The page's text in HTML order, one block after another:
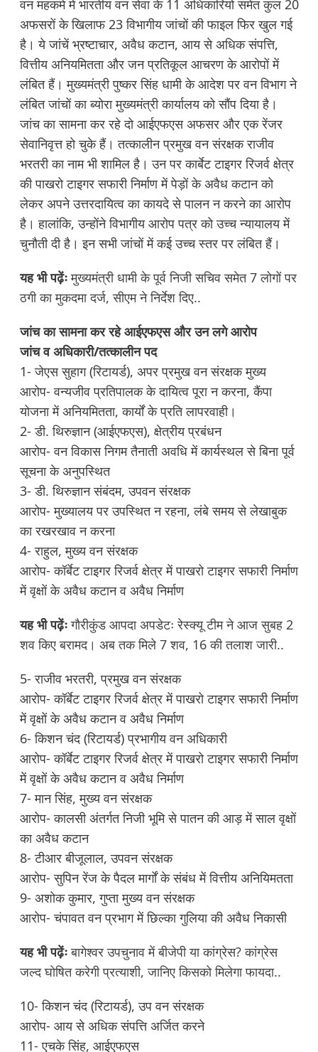
वन महकमे में भारतीय वन सेवा के 11 अधिकारियों समेत कुल 20
अफसरों के खिलाफ 23 विभागीय जांचों की फाइल फिर खुल गई
है। ये जांचें भ्रष्टाचार, अवैध कटान, आय से अधिक संपत्ति,
वित्तीय अनियमितता और जन प्रतिकूल आचरण के आरोपों में
लंबित हैं। मुख्यमंत्री पुष्कर सिंह धामी के आदेश पर वन विभाग ने
लंबित जांचों का ब्योरा मुख्यमंत्री कार्यालय को सौंप दिया है।
जांच का सामना कर रहे दो आईएफएस अफसर और एक रेंजर
सेवानिवृत्त हो चुके हैं। तत्कालीन प्रमुख वन संरक्षक राजीव
भरतरी का नाम भी शामिल है। उन पर कार्बेट टाइगर रिजर्व क्षेत्र
की पाखरो टाइगर सफारी निर्माण में पेड़ों के अवैध कटान को
लेकर अपने उत्तरदायित्व का कायदे से पालन न करने का आरोप
है। हालांकि, उन्होंने विभागीय आरोप पत्र को उच्च न्यायालय में
चुनौती दी है। इन सभी जांचों में कई उच्च स्तर पर लंबित हैं।
यह भी पढ़ेंः मुख्यमंत्री धामी के पूर्व निजी सचिव समेत 7 लोगों पर
ठगी का मुकदमा दर्ज, सीएम ने निर्देश दिए..
जांच का सामना कर रहे आईएफएस और उन लगे आरोप
जांच व अधिकारी/तत्कालीन पद
1- जेएस सुहाग (रिटायर्ड), अपर प्रमुख वन संरक्षक मुख्य
आरोप- वन्यजीव प्रतिपालक के दायित्व पूरा न करना, कैंपा
योजना में अनियमितता, कार्यों के प्रति लापरवाही।
2- डी. थिरुज्ञान (आईएफएस), क्षेत्रीय प्रबंधन
आरोप- वन विकास निगम तैनाती अवधि में कार्यस्थल से बिना पूर्व
सूचना के अनुपस्थित
3- डी. थिरुज्ञान संबंदम, उपवन संरक्षक
आरोप- मुख्यालय पर उपस्थित न रहना, लंबे समय से लेखाबुक
का रखरखाव न करना
4- राहुल, मुख्य वन संरक्षक
आरोप- कॉर्बेट टाइगर रिजर्व क्षेत्र में पाखरो टाइगर सफारी निर्माण
में वृक्षों के अवैध कटान व अवैध निर्माण
यह भी पढ़ेंः गौरीकुंड आपदा अपडेटः रेस्क्यू टीम ने आज सुबह 2
शव किए बरामद। अब तक मिले 7 शव, 16 की तलाश जारी..
5- राजीव भरतरी, प्रमुख वन संरक्षक
आरोप- कॉर्बेट टाइगर रिजर्व क्षेत्र में पाखरो टाइगर सफारी निर्माण
में वृक्षों के अवैध कटान व अवैध निर्माण
6- किशन चंद (रिटायर्ड) प्रभागीय वन अधिकारी
आरोप- कॉर्बेट टाइगर रिजर्व क्षेत्र में पाखरो टाइगर सफारी निर्माण
में वृक्षों के अवैध कटान व अवैध निर्माण
7- मान सिंह, मुख्य वन संरक्षक
आरोप- कालसी अंतर्गत निजी भूमि से पातन की आड़ में साल वृक्षों
का अवैध कटान
8- टीआर बीजूलाल, उपवन संरक्षक
आरोप- सुपिन रेंज के पैदल मार्गों के संबंध में वित्तीय अनियिमतता
9- अशोक कुमार, गुप्ता मुख्य वन संरक्षक
आरोप- चंपावत वन प्रभाग में छिल्का गुलिया की अवैध निकासी
यह भी पढ़ेंः बागेश्वर उपचुनाव में बीजेपी या कांग्रेस? कांग्रेस
जल्द घोषित करेगी प्रत्याशी, जानिए किसको मिलेगा फायदा..
10- किशन चंद (रिटायर्ड), उप वन संरक्षक
आरोप- आय से अधिक संपत्ति अर्जित करने
11- एचके सिंह, आईएफएस